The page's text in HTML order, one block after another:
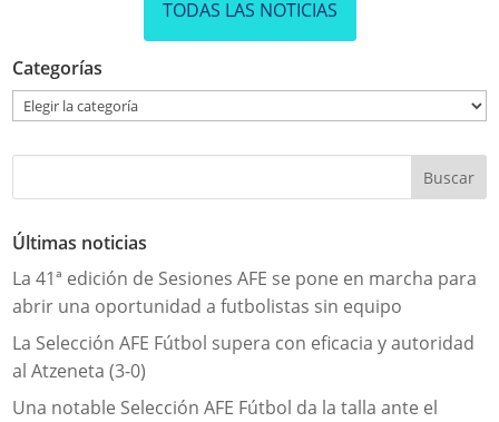
TODAS LAS NOTICIAS
Categorías
Categorías
Últimas noticias
La 41ª edición de Sesiones AFE se pone en marcha para
abrir una oportunidad a futbolistas sin equipo
La Selección AFE Fútbol supera con eficacia y autoridad
al Atzeneta (3-0)
Una notable Selección AFE Fútbol da la talla ante el